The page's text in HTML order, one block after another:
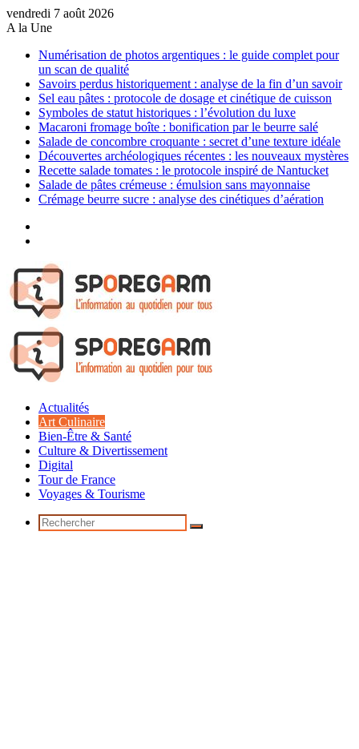
vendredi 7 août 2026
A la Une
Numérisation de photos argentiques : le guide complet pour
un scan de qualité
Savoirs perdus historiquement : analyse de la fin d’un savoir
Sel eau pâtes : protocole de dosage et cinétique de cuisson
Symboles de statut historiques : l’évolution du luxe
Macaroni fromage boîte : bonification par le beurre salé
Salade de concombre croquante : secret d’une texture idéale
Découvertes archéologiques récentes : les nouveaux mystères
Recette salade tomates : le protocole inspiré de Nantucket
Salade de pâtes crémeuse : émulsion sans mayonnaise
Crémage beurre sucre : analyse des cinétiques d’aération
Menu
Actualités
Art Culinaire
Bien-Être & Santé
Culture & Divertissement
Digital
Tour de France
Voyages & Tourisme
Rechercher